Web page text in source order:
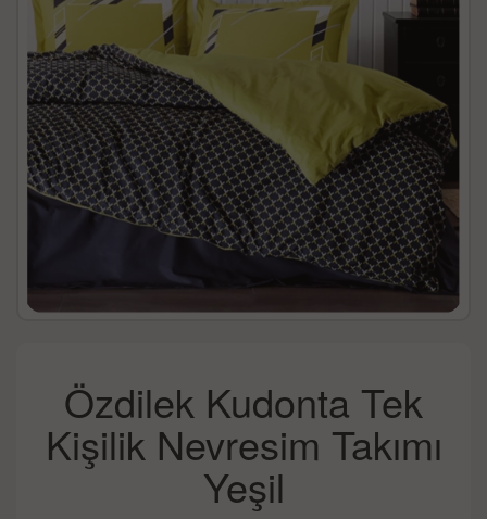
Özdilek Kudonta Tek
Kişilik Nevresim Takımı
Yeşil